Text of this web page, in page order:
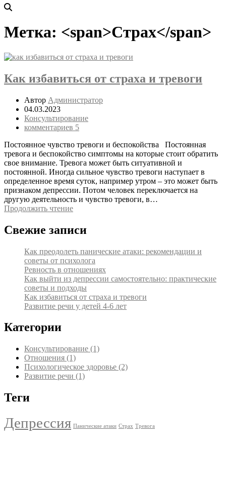
Метка: <span>Страх</span>
Как избавиться от страха и тревоги
Автор Администратор
04.03.2023
Консультирование
комментариев 5
Постоянное чувство тревоги и беспокойства Постоянная
тревога и беспокойство симптомы на которые стоит обратить
свое внимание. Тревога может быть ситуативной и
постоянной. Иногда сильное чувство тревоги наступает в
определенное время суток, например утром – это может быть
признаком депрессии. Потом человек переключается на
другую деятельность и чувство тревоги, в…
Продолжить чтение
Свежие записи
Как преодолеть панические атаки: рекомендации и
советы от психолога
Ревность в отношениях
Как выйти из депрессии самостоятельно: практические
советы и подходы
Как избавиться от страха и тревоги
Развитие речи у детей 4-6 лет
Категории
Консультирование (1)
Отношения (1)
Психологическое здоровье (2)
Развитие речи (1)
Теги
Депрессия Панические атаки Страх Тревога